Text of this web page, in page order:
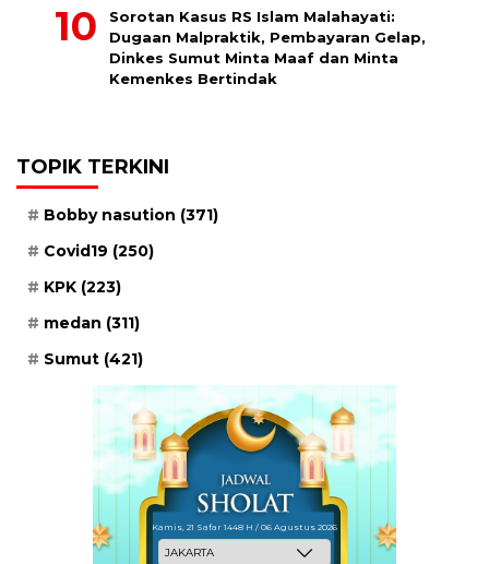
Sorotan Kasus RS Islam Malahayati:
Dugaan Malpraktik, Pembayaran Gelap,
Dinkes Sumut Minta Maaf dan Minta
Kemenkes Bertindak
TOPIK TERKINI
Bobby nasution (371)
Covid19 (250)
KPK (223)
medan (311)
Sumut (421)
Kamis, 21 Safar 1448 H / 06 Agustus 2026